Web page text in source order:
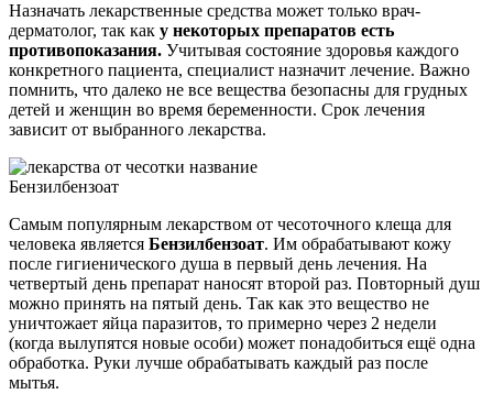
Назначать лекарственные средства может только врач-
дерматолог, так как у некоторых препаратов есть
противопоказания. Учитывая состояние здоровья каждого
конкретного пациента, специалист назначит лечение. Важно
помнить, что далеко не все вещества безопасны для грудных
детей и женщин во время беременности. Срок лечения
зависит от выбранного лекарства.
Бензилбензоат
Самым популярным лекарством от чесоточного клеща для
человека является Бензилбензоат. Им обрабатывают кожу
после гигиенического душа в первый день лечения. На
четвертый день препарат наносят второй раз. Повторный душ
можно принять на пятый день. Так как это вещество не
уничтожает яйца паразитов, то примерно через 2 недели
(когда вылупятся новые особи) может понадобиться ещё одна
обработка. Руки лучше обрабатывать каждый раз после
мытья.